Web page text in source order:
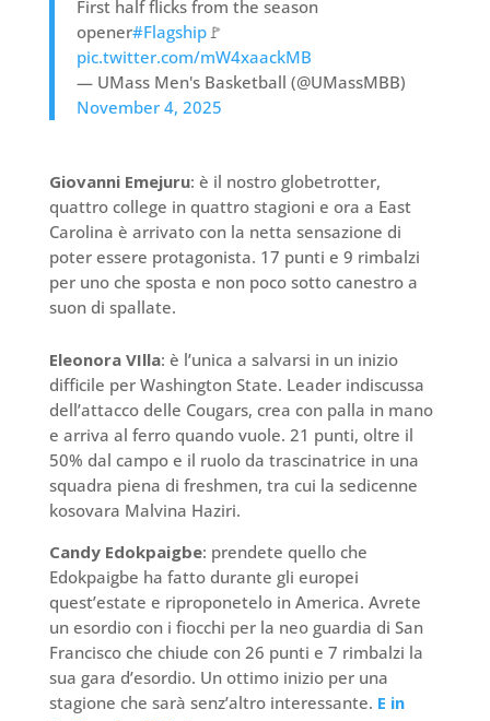
First half flicks from the season
opener#Flagship🚩
pic.twitter.com/mW4xaackMB
— UMass Men's Basketball (@UMassMBB)
November 4, 2025
Giovanni Emejuru: è il nostro globetrotter,
quattro college in quattro stagioni e ora a East
Carolina è arrivato con la netta sensazione di
poter essere protagonista. 17 punti e 9 rimbalzi
per uno che sposta e non poco sotto canestro a
suon di spallate.
Eleonora VIlla: è l’unica a salvarsi in un inizio
difficile per Washington State. Leader indiscussa
dell’attacco delle Cougars, crea con palla in mano
e arriva al ferro quando vuole. 21 punti, oltre il
50% dal campo e il ruolo da trascinatrice in una
squadra piena di freshmen, tra cui la sedicenne
kosovara Malvina Haziri.
Candy Edokpaigbe: prendete quello che
Edokpaigbe ha fatto durante gli europei
quest’estate e riproponetelo in America. Avrete
un esordio con i fiocchi per la neo guardia di San
Francisco che chiude con 26 punti e 7 rimbalzi la
sua gara d’esordio. Un ottimo inizio per una
stagione che sarà senz’altro interessante. E in